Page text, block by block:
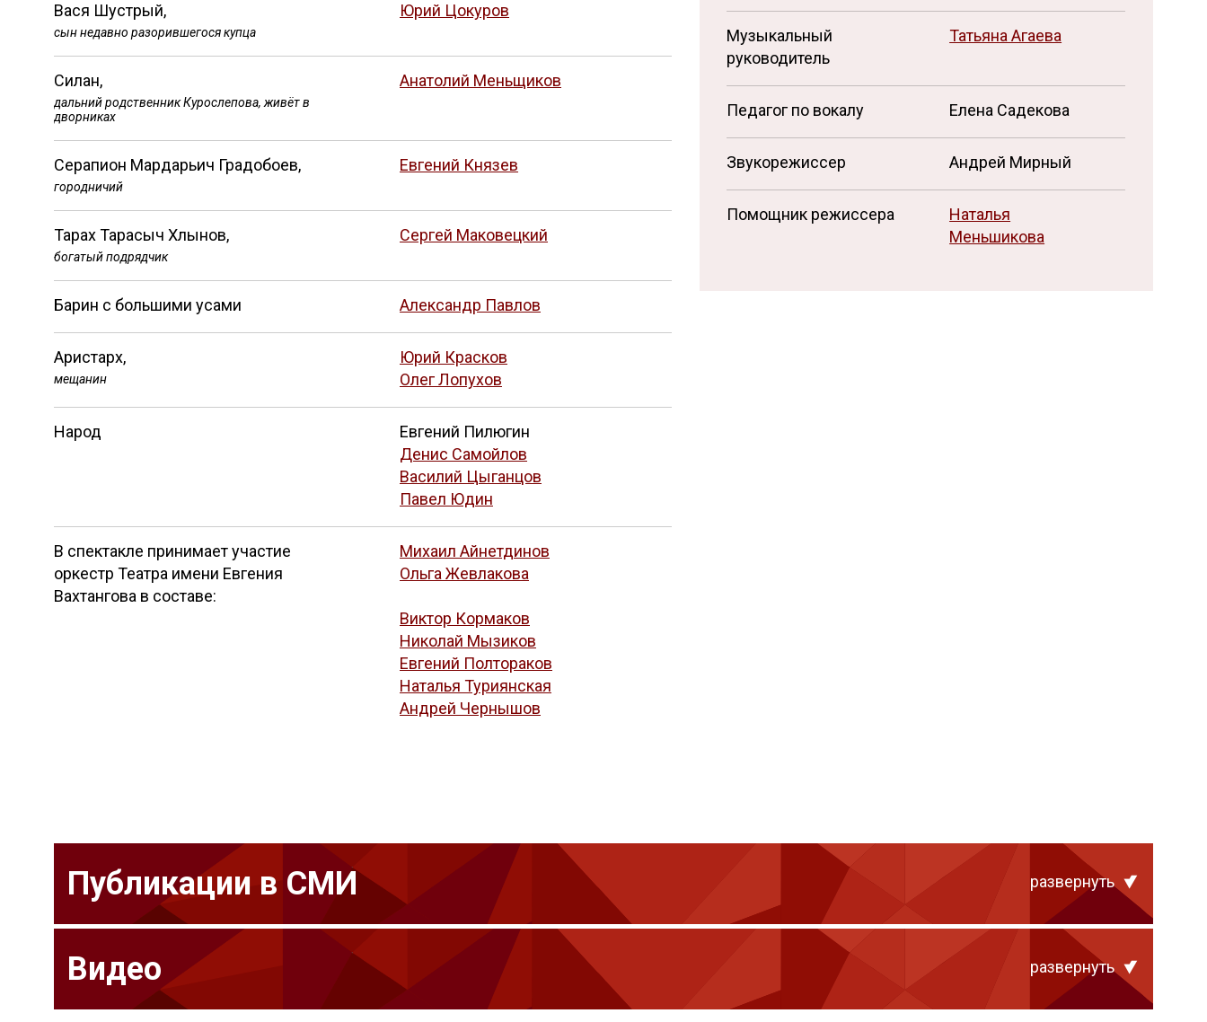
Вася Шустрый,
сын недавно разорившегося купца
Юрий Цокуров
Силан,
дальний родственник Курослепова, живёт в
дворниках
Анатолий Меньщиков
Серапион Мардарьич Градобоев,
городничий
Евгений Князев
Тарах Тарасыч Хлынов,
богатый подрядчик
Сергей Маковецкий
Барин с большими усами Александр Павлов
Аристарх,
мещанин
Юрий Красков
Олег Лопухов
Народ
Евгений Пилюгин
Денис Самойлов
Василий Цыганцов
Павел Юдин
В спектакле принимает участие
оркестр Театра имени Евгения
Вахтангова в составе:
Михаил Айнетдинов
Ольга Жевлакова
Виктор Кормаков
Николай Мызиков
Евгений Полтораков
Наталья Туриянская
Андрей Чернышов
Музыкальный
руководитель
Татьяна Агаева
Педагог по вокалу Елена Садекова
Звукорежиссер Андрей Мирный
Помощник режиссера
Наталья
Меньшикова
Публикации в СМИ развернуть
Видео развернуть